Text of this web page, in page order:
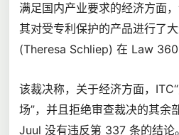
满足国内产业要求的经济方面
其对受专利保护的产品进行了
(Theresa Schliep) 在 Law 360
该裁决称，关于经济方面，
场”，并且拒绝审查裁决的其余
Juul 没有违反第 337 条的结论。